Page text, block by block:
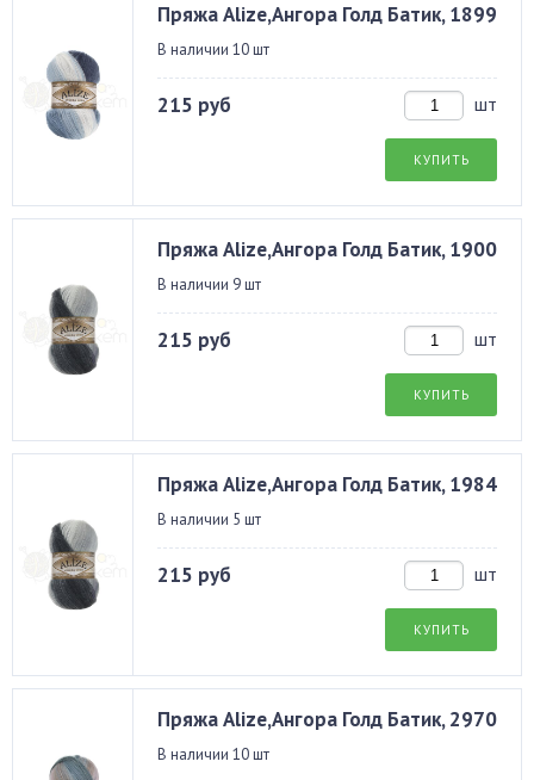
Пряжа Alize,Ангора Голд Батик, 1899
В наличии 10 шт
215 руб шт
КУПИТЬ
Пряжа Alize,Ангора Голд Батик, 1900
В наличии 9 шт
215 руб шт
КУПИТЬ
Пряжа Alize,Ангора Голд Батик, 1984
В наличии 5 шт
215 руб шт
КУПИТЬ
Пряжа Alize,Ангора Голд Батик, 2970
В наличии 10 шт